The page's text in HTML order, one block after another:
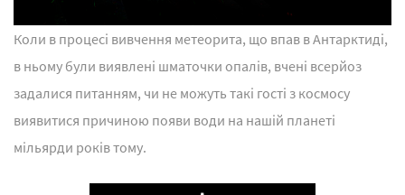
Коли в процесі вивчення метеорита, що впав в Антарктиді,
в ньому були виявлені шматочки опалів, вчені всерйоз
задалися питанням, чи не можуть такі гості з космосу
виявитися причиною появи води на нашій планеті
мільярди років тому.